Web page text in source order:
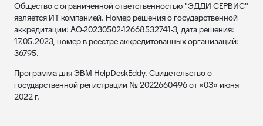
Общество с ограниченной ответственностью "ЭДДИ СЕРВИС"
является ИТ компанией. Номер решения о государственной
аккредитации: АО-20230502-12668532741-3, дата решения:
17.05.2023, номер в реестре аккредитованных организаций:
36795.
Программа для ЭВМ HelpDeskEddy. Свидетельство о
государственной регистрации № 2022660496 от «03» июня
2022 г.